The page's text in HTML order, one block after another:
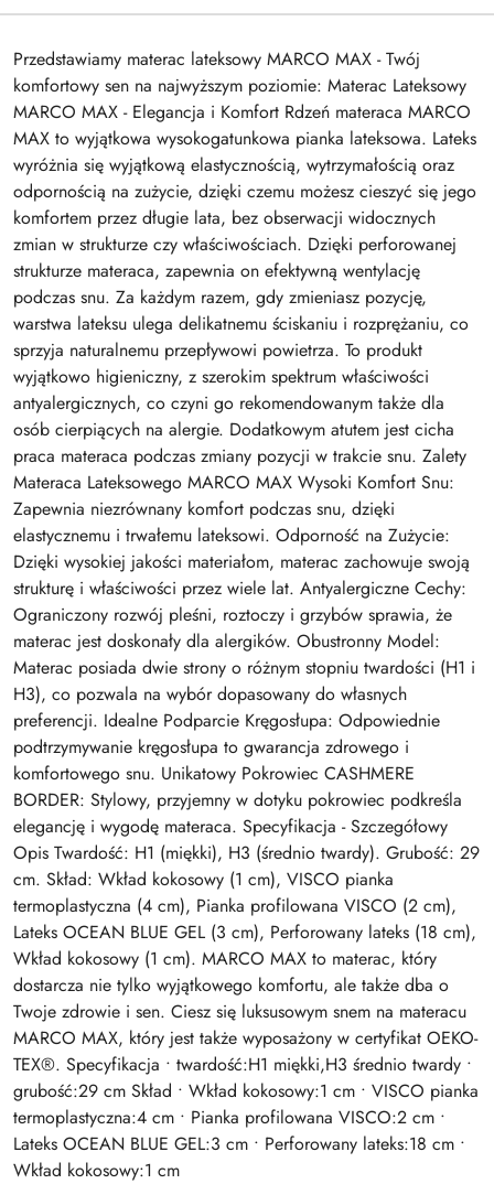
Przedstawiamy materac lateksowy MARCO MAX - Twój
komfortowy sen na najwyższym poziomie: Materac Lateksowy
MARCO MAX - Elegancja i Komfort Rdzeń materaca MARCO
MAX to wyjątkowa wysokogatunkowa pianka lateksowa. Lateks
wyróżnia się wyjątkową elastycznością, wytrzymałością oraz
odpornością na zużycie, dzięki czemu możesz cieszyć się jego
komfortem przez długie lata, bez obserwacji widocznych
zmian w strukturze czy właściwościach. Dzięki perforowanej
strukturze materaca, zapewnia on efektywną wentylację
podczas snu. Za każdym razem, gdy zmieniasz pozycję,
warstwa lateksu ulega delikatnemu ściskaniu i rozprężaniu, co
sprzyja naturalnemu przepływowi powietrza. To produkt
wyjątkowo higieniczny, z szerokim spektrum właściwości
antyalergicznych, co czyni go rekomendowanym także dla
osób cierpiących na alergie. Dodatkowym atutem jest cicha
praca materaca podczas zmiany pozycji w trakcie snu. Zalety
Materaca Lateksowego MARCO MAX Wysoki Komfort Snu:
Zapewnia niezrównany komfort podczas snu, dzięki
elastycznemu i trwałemu lateksowi. Odporność na Zużycie:
Dzięki wysokiej jakości materiałom, materac zachowuje swoją
strukturę i właściwości przez wiele lat. Antyalergiczne Cechy:
Ograniczony rozwój pleśni, roztoczy i grzybów sprawia, że
materac jest doskonały dla alergików. Obustronny Model:
Materac posiada dwie strony o różnym stopniu twardości (H1 i
H3), co pozwala na wybór dopasowany do własnych
preferencji. Idealne Podparcie Kręgosłupa: Odpowiednie
podtrzymywanie kręgosłupa to gwarancja zdrowego i
komfortowego snu. Unikatowy Pokrowiec CASHMERE
BORDER: Stylowy, przyjemny w dotyku pokrowiec podkreśla
elegancję i wygodę materaca. Specyfikacja - Szczegółowy
Opis Twardość: H1 (miękki), H3 (średnio twardy). Grubość: 29
cm. Skład: Wkład kokosowy (1 cm), VISCO pianka
termoplastyczna (4 cm), Pianka profilowana VISCO (2 cm),
Lateks OCEAN BLUE GEL (3 cm), Perforowany lateks (18 cm),
Wkład kokosowy (1 cm). MARCO MAX to materac, który
dostarcza nie tylko wyjątkowego komfortu, ale także dba o
Twoje zdrowie i sen. Ciesz się luksusowym snem na materacu
MARCO MAX, który jest także wyposażony w certyfikat OEKO-
TEX®. Specyfikacja • twardość:H1 miękki,H3 średnio twardy •
grubość:29 cm Skład • Wkład kokosowy:1 cm • VISCO pianka
termoplastyczna:4 cm • Pianka profilowana VISCO:2 cm •
Lateks OCEAN BLUE GEL:3 cm • Perforowany lateks:18 cm •
Wkład kokosowy:1 cm